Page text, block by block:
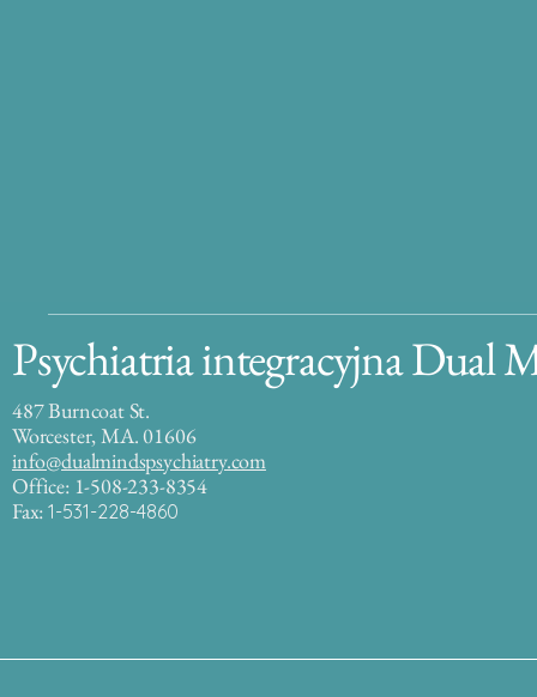
Psychiatria integracyjna Dual
487 Burncoat St.
Worcester, MA. 01606
info@dualmindspsychiatry.com
Office: 1-508-233-8354
Fax:1-531-228-4860